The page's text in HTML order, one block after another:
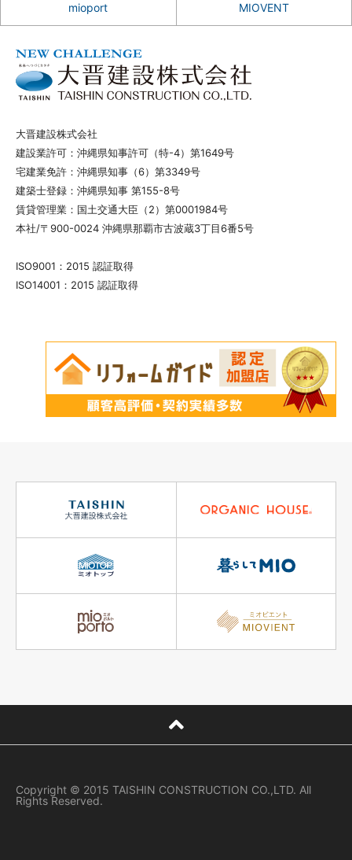
mioport MIOVENT
大晋建設株式会社
建設業許可：沖縄県知事許可（特-4）第1649号
宅建業免許：沖縄県知事（6）第3349号
建築士登録：沖縄県知事 第155-8号
賃貸管理業：国土交通大臣（2）第0001984号
本社/〒900-0024 沖縄県那覇市古波蔵3丁目6番5号
ISO9001：2015 認証取得
ISO14001：2015 認証取得
Copyright © 2015 TAISHIN CONSTRUCTION CO.,LTD. All
Rights Reserved.